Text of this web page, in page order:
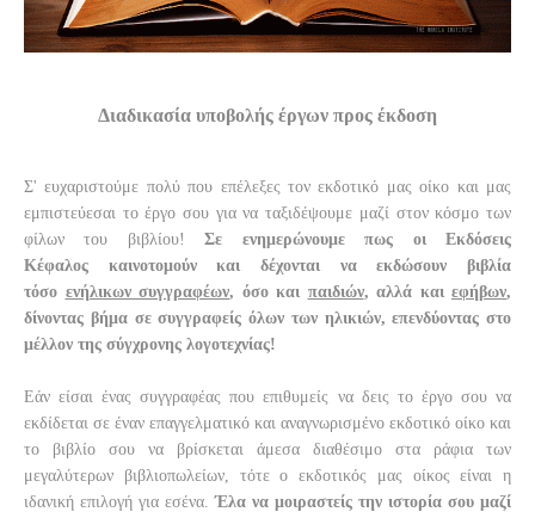
Διαδικασία υποβολής έργων προς έκδοση
Σ' ευχαριστούμε πολύ που επέλεξες τον εκδοτικό μας οίκο και μας
εμπιστεύεσαι το έργο σου για να ταξιδέψουμε μαζί στον κόσμο των
φίλων του βιβλίου!Σε ενημερώνουμε πως οιΕκδόσεις
Κέφαλος
καινοτομούν και δέχονται να εκδώσουν βιβλία
τόσο ενήλικων συγγραφέων, όσο και παιδιών, αλλά και εφήβων,
δίνοντας βήμα σε συγγραφείς όλων των ηλικιών, επενδύοντας στο
μέλλον της σύγχρονης λογοτεχνίας!
Εάν είσαι ένας συγγραφέας που επιθυμείς να δεις το έργο σου να
εκδίδεται σε έναν επαγγελματικό και αναγνωρισμένο εκδοτικό οίκο και
το βιβλίο σου να βρίσκεται άμεσα διαθέσιμο στα ράφια των
μεγαλύτερων βιβλιοπωλείων, τότε ο εκδοτικός μας οίκος είναι η
ιδανική επιλογή για εσένα.Έλα να μοιραστείς την ιστορία σου μαζί